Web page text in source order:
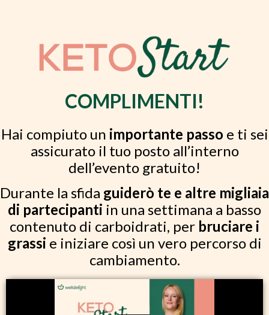
COMPLIMENTI!
Hai compiuto un importante passo e ti sei
assicurato il tuo posto all’interno
dell’evento gratuito!
Durante la sfida guiderò te e altre migliaia
di partecipanti in una settimana a basso
contenuto di carboidrati, per bruciare i
grassi e iniziare così un vero percorso di
cambiamento.